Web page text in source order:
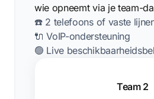
wie opneemt via je team-
☎️ 2 telefoons of vaste
🔌 VoIP-ondersteuning
🟢 Live
Team 2